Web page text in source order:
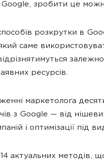
зробити це
розкрутки в
саме
ресурсів.
маркетолога
з Google — від
і оптимізації під
актуальних методів,